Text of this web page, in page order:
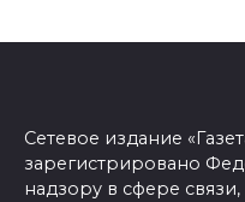
Сетевое издание
зарегистрировано
надзору в сфере